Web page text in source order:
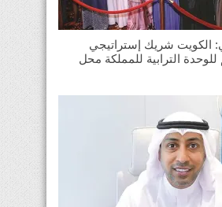
الكويت شريك إستراتيجي
للوحدة الترابية للمملكة محل